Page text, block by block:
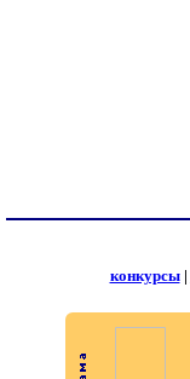
конкурсы|